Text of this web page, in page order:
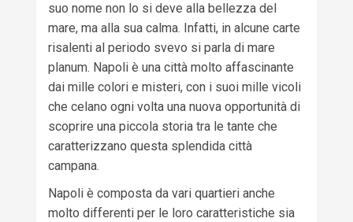
suo nome non lo si deve alla bellezza del
mare, ma alla sua calma. Infatti, in alcune carte
risalenti al periodo svevo si parla di mare
planum. Napoli è una città molto affascinante
dai mille colori e misteri, con i suoi mille vicoli
che celano ogni volta una nuova opportunità di
scoprire una piccola storia tra le tante che
caratterizzano questa splendida città
campana.
Napoli è composta da vari quartieri anche
molto differenti per le loro caratteristiche sia